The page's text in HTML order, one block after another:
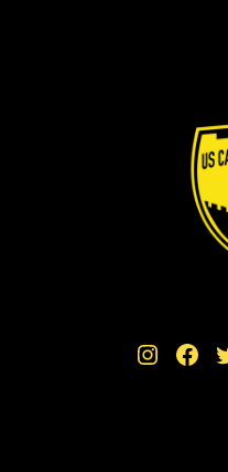
Instagram Facebook Twitter